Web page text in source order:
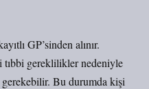
GP’sinden alınır.
gereklilikler nedeniyle
gerekebilir. Bu durumda kişi